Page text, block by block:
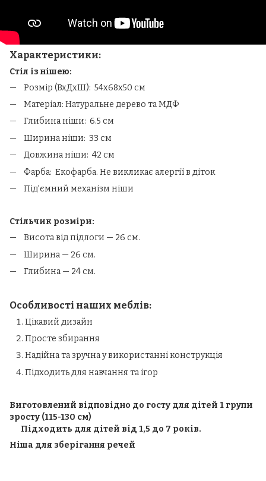
Характеристики:
Стіл із нішею:
Розмір (ВхДхШ): 54х68х50 см
Матеріал: Натуральне дерево та МДФ
Глибина ніши: 6.5 см
Ширина ніши: 33 см
Довжина ніши: 42 см
Фарба: Екофарба. Не викликає алергії в діток
Під'ємний механізм ніши
Стільчик розміри:
Висота від підлоги — 26 см.
Ширина — 26 см.
Глибина — 24 см.
Особливості наших меблів:
Цікавий дизайн
Просте збирання
Надійна та зручна у використанні конструкція
Підходить для навчання та ігор
Виготовлений відповідно до госту для дітей 1 групи
зросту (115-130 см)
⠀ Підходить для дітей від 1,5 до 7 років.
Ніша для зберігання речей